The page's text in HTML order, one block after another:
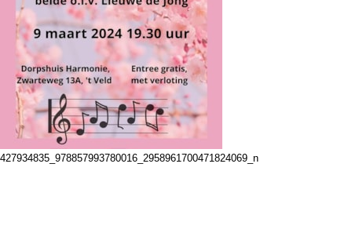
427934835_978857993780016_2958961700471824069_n